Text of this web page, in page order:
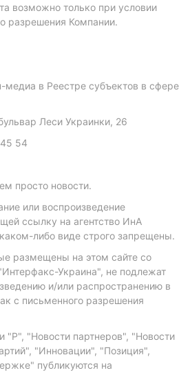
возможно только при условии
разрешения Компании.
медиа в Реестре субъектов в сфере
Леси Украинки, 26
54
просто новости.
или воспроизведение
ссылку на агентство ИнА
каком-либо виде строго запрещены.
размещены на этом сайте со
Украина", не подлежат
и/или распространению в
с письменного разрешения
"Р", "Новости партнеров", "Новости
"Инновации", "Позиция",
публикуются на